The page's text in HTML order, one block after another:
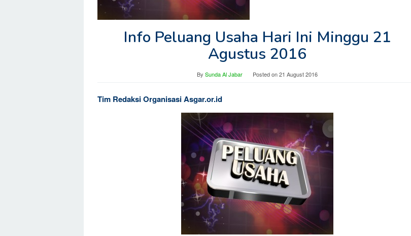
Info Peluang Usaha Hari Ini Minggu 21
Agustus 2016
By Sunda Al Jabar Posted on21 August 2016
Tim Redaksi Organisasi Asgar.or.id